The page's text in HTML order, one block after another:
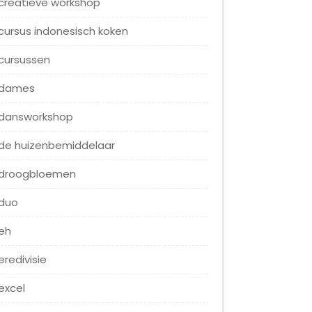
indonesisch koken
huizenbemiddelaar